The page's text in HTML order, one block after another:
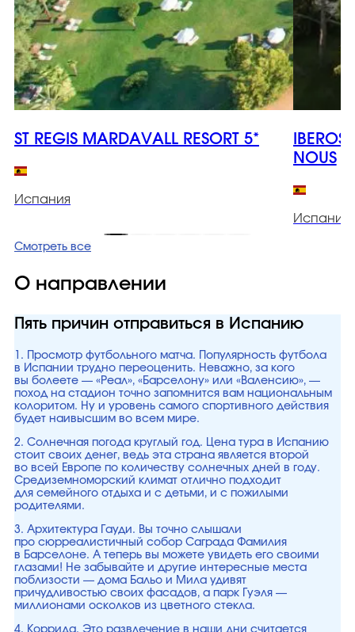
ST REGIS MARDAVALL RESORT 5*
Испания
NOUS
Испания
Смотреть все
О направлении
Пять причин отправиться в Испанию
1. Просмотр футбольного матча. Популярность футбола
в Испании трудно переоценить. Неважно, за кого
вы болеете — «Реал», «Барселону» или «Валенсию», —
поход на стадион точно запомнится вам национальным
колоритом. Ну и уровень самого спортивного действия
будет наивысшим во всем мире.
2. Солнечная погода круглый год. Цена тура в Испанию
стоит своих денег, ведь эта страна является второй
во всей Европе по количеству солнечных дней в году.
Средиземноморский климат отлично подходит
для семейного отдыха и с детьми, и с пожилыми
родителями.
3. Архитектура Гауди. Вы точно слышали
про сюрреалистичный собор Саграда Фамилия
в Барселоне. А теперь вы можете увидеть его своими
глазами! Не забывайте и другие интересные места
поблизости — дома Бальо и Мила удивят
причудливостью своих фасадов, а парк Гуэля —
миллионами осколков из цветного стекла.
4. Коррида. Это развлечение в наши дни считается